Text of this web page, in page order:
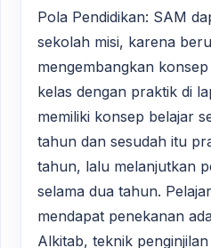
Pola Pendidikan: SAM
sekolah misi, karena
mengembangkan
kelas dengan praktik di
memiliki konsep belajar
tahun dan sesudah itu
tahun, lalu melanjutkan
selama dua tahun.
mendapat penekanan
Alkitab, teknik